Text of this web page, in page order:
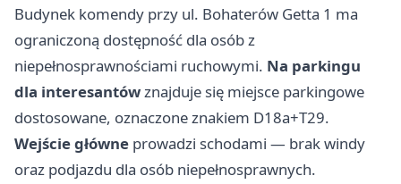
Budynek komendy przy ul. Bohaterów Getta 1 ma
ograniczoną dostępność dla osób z
niepełnosprawnościami ruchowymi. Na parkingu
dla interesantówznajduje się miejsce parkingowe
dostosowane, oznaczone znakiem D18a+T29.
Wejście główne prowadzi schodami — brak windy
oraz podjazdu dla osób niepełnosprawnych.